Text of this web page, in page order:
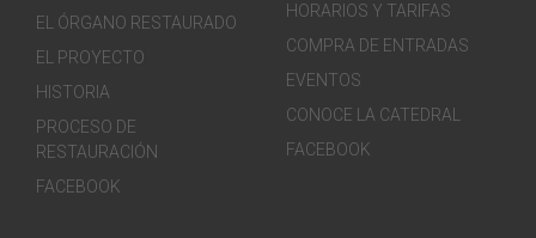
EL ÓRGANO RESTAURADO
EL PROYECTO
HISTORIA
PROCESO DE
RESTAURACIÓN
FACEBOOK
HORARIOS Y TARIFAS
COMPRA DE ENTRADAS
EVENTOS
CONOCE LA CATEDRAL
FACEBOOK